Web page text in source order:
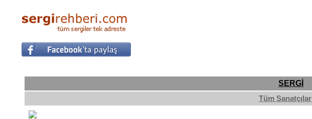
SERGİ
Tüm Sanatçılar